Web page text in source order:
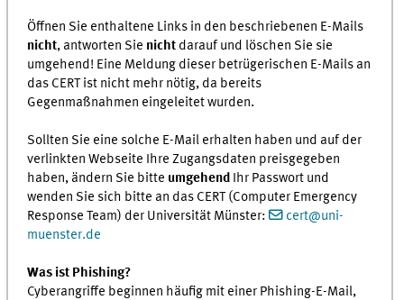
Öffnen Sie enthaltene Links in den beschriebenen E-Mails
nicht, antworten Sie nicht darauf und löschen Sie sie
umgehend! Eine Meldung dieser betrügerischen E-Mails an
das CERT ist nicht mehr nötig, da bereits
Gegenmaßnahmen eingeleitet wurden.
Sollten Sie eine solche E-Mail erhalten haben und auf der
verlinkten Webseite Ihre Zugangsdaten preisgegeben
haben, ändern Sie bitte umgehend Ihr Passwort und
wenden Sie sich bitte an das CERT (Computer Emergency
Response Team) der Universität Münster:
cert@uni-
muenster.de
Was ist Phishing?
Cyberangriffe beginnen häufig mit einer Phishing-E-Mail,